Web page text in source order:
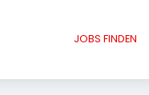
JOBS FINDEN